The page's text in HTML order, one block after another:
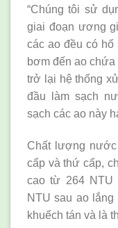
“Chúng tôi sử
giai đoạn ương
các ao đều có
bơm đến ao
trở lại hệ thống
đầu làm sạch
sạch các ao này
Chất lượng
cấp và thứ cấp,
cao từ 264 NTU
NTU sau ao
khuếch tán và là